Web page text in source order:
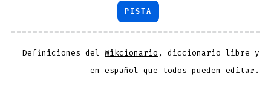
PISTA
Definiciones delWikcionario , diccionario libre y
en español que todos pueden editar.